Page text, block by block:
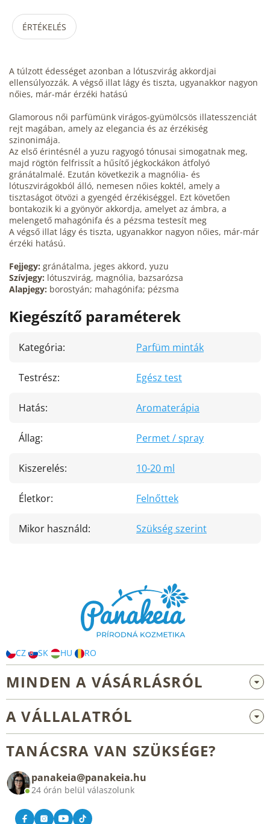
ÉRTÉKELÉS
A túlzott édességet azonban a lótuszvirág akkordjai
ellensúlyozzák. A végső illat lágy és tiszta, ugyanakkor nagyon
nőies, már-már érzéki hatású
Glamorous női parfümünk virágos-gyümölcsös illatesszenciát
rejt magában, amely az elegancia és az érzékiség
szinonimája.
Az első érintésnél a yuzu ragyogó tónusai simogatnak meg,
majd rögtön felfrissít a hűsítő jégkockákon átfolyó
gránátalmalé. Ezután következik a magnólia- és
lótuszvirágokból álló, nemesen nőies koktél, amely a
tisztaságot ötvözi a gyengéd érzékiséggel. Ezt követően
bontakozik ki a gyönyör akkordja, amelyet az ámbra, a
melengető mahagónifa és a pézsma testesít meg
A végső illat lágy és tiszta, ugyanakkor nagyon nőies, már-már
érzéki hatású.
Fejjegy: gránátalma, jeges akkord, yuzu
Szívjegy: lótuszvirág, magnólia, bazsarózsa
Alapjegy: borostyán; mahagónifa; pézsma
Kiegészítő paraméterek
Kategória: Parfüm minták
Testrész: Egész test
Hatás: Aromaterápia
Állag: Permet / spray
Kiszerelés: 10-20 ml
Életkor: Felnőttek
Mikor használd: Szükség szerint
CZ SK HU RO
MINDEN A VÁSÁRLÁSRÓL
Nagykereskedelem és együttműködés
Általános üzleti feltételek
A VÁLLALATRÓL
Kapcsolat
TANÁCSRA VAN SZÜKSÉGE?
panakeia@panakeia.hu
24 órán belül válaszolunk